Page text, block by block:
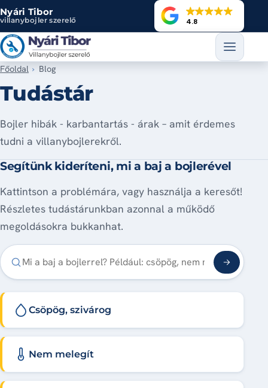
Ugrás a tartalomra
Nyári Tibor
villanybojler szerelő
4.8
Főoldal Blog
Tudástár
Bojler hibák - karbantartás - árak – amit érdemes
tudni a villanybojlerekről.
Segítünk kideríteni, mi a baj a bojlerével
Kattintson a problémára, vagy használja a keresőt!
Részletes tudástárunkban azonnal a működő
megoldásokra bukkanhat.
Mi a baj a bojlerrel?
Csöpög, szivárog
Nem melegít